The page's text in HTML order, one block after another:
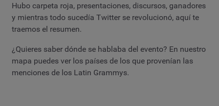
Hubo carpeta roja, presentaciones, discursos, ganadores
y mientras todo sucedía Twitter se revolucionó, aquí te
traemos el resumen.
¿Quieres saber dónde se hablaba del evento? En nuestro
mapa puedes ver los países de los que provenían las
menciones de los Latin Grammys.